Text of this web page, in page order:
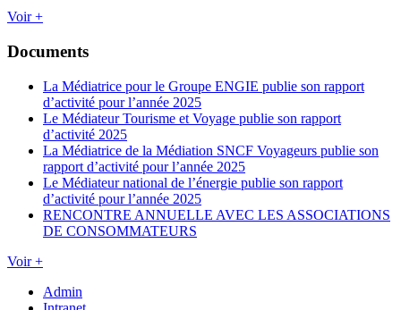
Voir +
Documents
La Médiatrice pour le Groupe ENGIE publie son rapport
d’activité pour l’année 2025
Le Médiateur Tourisme et Voyage publie son rapport
d’activité 2025
La Médiatrice de la Médiation SNCF Voyageurs publie son
rapport d’activité pour l’année 2025
Le Médiateur national de l’énergie publie son rapport
d’activité pour l’année 2025
RENCONTRE ANNUELLE AVEC LES ASSOCIATIONS
DE CONSOMMATEURS
Voir +
Admin